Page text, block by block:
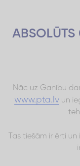
Nāc uz Ganību
www.pta.lv un
Tas tiešām ir ērti